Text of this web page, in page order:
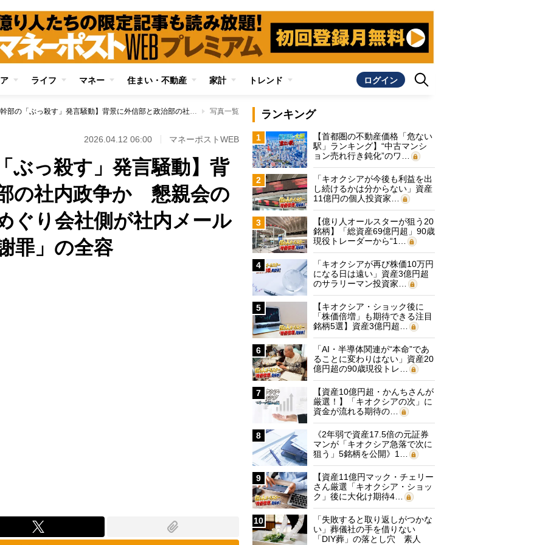
ライフ マネー 住まい・不動産 家計 トレンド ログイン
【共同通信幹部の「ぶっ殺す」発言騒動】背景に外信部と政治部の社内政争か 懇親会の乾杯挨拶での発言めぐり会社側が社内メールで送った「幹部の謝罪」の全容 写真一覧
2026.04.12 06:00 マネーポストWEB
ぶっ殺す」発言騒動】背
の社内政争か 懇親会の
ぐり会社側が社内メール
罪」の全容
ランキング
1
【首都圏の不動産価格「危ない
駅」ランキング】“中古マンシ
ョン売れ行き鈍化”のワ…
2
「キオクシアが今後も利益を出
し続けるかは分からない」資産
11億円の個人投資家…
3
【億り人オールスターが狙う20
銘柄】「総資産69億円超」90歳
現役トレーダーから“1…
4
「キオクシアが再び株価10万円
になる日は遠い」資産3億円超
のサラリーマン投資家…
5
【キオクシア・ショック後に
「株価倍増」も期待できる注目
銘柄5選】資産3億円超…
6
「AI・半導体関連が“本命”であ
ることに変わりはない」資産20
億円超の90歳現役トレ…
7
【資産10億円超・かんちさんが
厳選！】「キオクシアの次」に
資金が流れる期待の…
8
《2年弱で資産17.5倍の元証券
マンが「キオクシア急落で次に
狙う」5銘柄を公開》1…
9
【資産11億円マック・チェリー
さん厳選「キオクシア・ショッ
ク」後に大化け期待4…
10
「失敗すると取り返しがつかな
い」葬儀社の手を借りない
「DIY葬」の落とし穴 素人